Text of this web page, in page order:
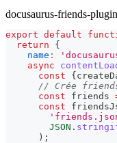
docusaurus-friends-
export default
return
{
name :
async
const
{
// Crée
const friends
const
JSON .
) ;